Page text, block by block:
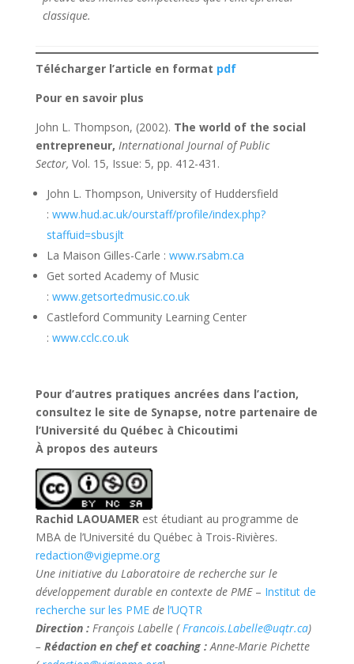
classique.
Télécharger l’article en format pdf
Pour en savoir plus
John L. Thompson, (2002). The world of the social
entrepreneur, International Journal of Public
Sector, Vol. 15, Issue: 5, pp. 412-431.
John L. Thompson, University of Huddersfield
: www.hud.ac.uk/ourstaff/profile/index.php?
staffuid=sbusjlt
La Maison Gilles-Carle : www.rsabm.ca
Get sorted Academy of Music
: www.getsortedmusic.co.uk
Castleford Community Learning Center
: www.cclc.co.uk
Pour d’autres pratiques ancrées dans l’action,
consultez le site de Synapse, notre partenaire de
l’Université du Québec à Chicoutimi
À propos des auteurs
Rachid LAOUAMER est étudiant au programme de
MBA de l’Université du Québec à Trois-Rivières.
redaction@vigiepme.org
Une initiative du Laboratoire de recherche sur le
développement durable en contexte de PME– Institut de
recherche sur les PME de l’UQTR
Direction : François Labelle (Francois.Labelle@uqtr.ca)
– Rédaction en chef et coaching :Anne-Marie Pichette